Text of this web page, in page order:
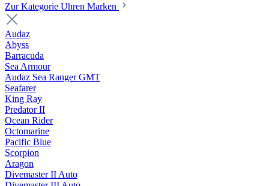
Zur Kategorie Uhren Marken
Audaz
Abyss
Barracuda
Sea Armour
Audaz Sea Ranger GMT
Seafarer
King Ray
Predator II
Ocean Rider
Octomarine
Pacific Blue
Scorpion
Aragon
Divemaster II Auto